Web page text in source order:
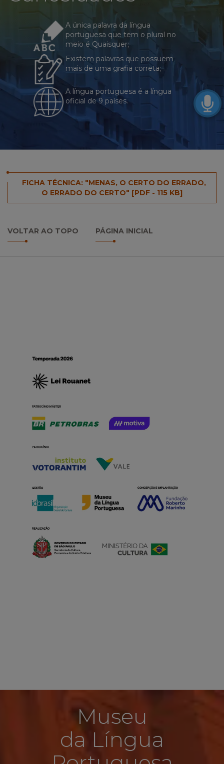
A única palavra da língua
portuguesa que tem o plural no
meio é Quaisquer;
Existem palavras que possuem
mais de uma grafia correta;
A língua portuguesa é a língua
oficial de 9 países.
FICHA TÉCNICA: "MENAS, O CERTO DO ERRADO,
O ERRADO DO CERTO" [PDF - 115 KB]
VOLTAR AO TOPO PÁGINA INICIAL
Museu
da Língua